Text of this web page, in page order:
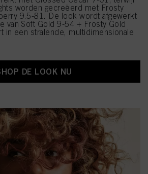
worden gecreëerd met Frosty
9.5-81. De look wordt afgewerkt
van Soft Gold 9-54 + Frosty Gold
in een stralende, multidimensionale
DE LOOK NU